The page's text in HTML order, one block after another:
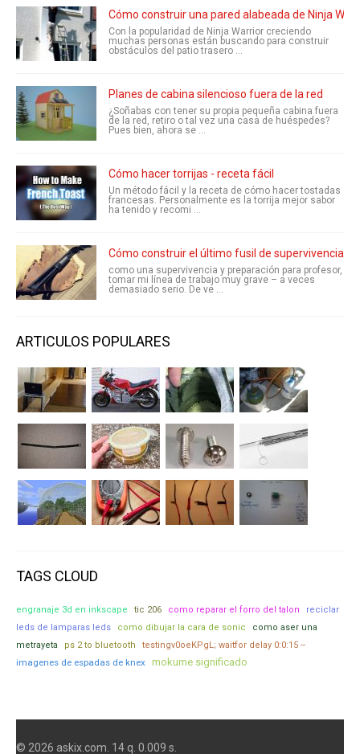
Cómo construir una pared alabeada de Ninja
Con la popularidad de Ninja Warrior creciendo
muchas personas están buscando para construir
obstáculos del patio trasero ...
Planes de cabina silencioso fuera de la red
¿Soñabas con tener su propia pequeña cabina fuera
de la red, retiro o tal vez una casa de huéspedes?
Pues bien, ahora se ...
Cómo hacer torrijas - receta fácil
Un método fácil y la receta de cómo hacer tostadas
francesas. Personalmente es la torrija mejor sabor
ha tenido y recomi ...
Cómo construir el último fusil de supervivencia
como una supervivencia y preparación para profesor,
tomar mi línea de trabajo muy grave – a veces
demasiado serio. De ve ...
ARTICULOS POPULARES
TAGS CLOUD
engranaje 3d en inkscape tic 206 como reparar el forro del talon
reciclar
leds de lamparas leds
como dibujar la cara de sonic
como aser una
metrayeta
ps 2 to bluetooth testingv0oeKPgL; waitfor delay 0:0:15 --
imagenes de espadas de knex mokume significado
© 2026 askix.com. 14 q. 0.009 s.